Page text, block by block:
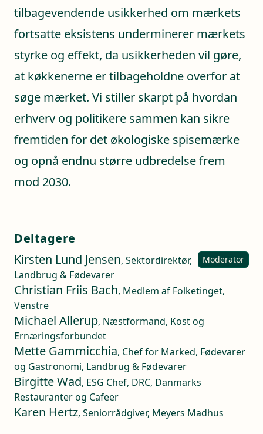
tilbagevendende usikkerhed om mærkets
fortsatte eksistens underminerer mærkets
styrke og effekt, da usikkerheden vil gøre,
at køkkenerne er tilbageholdne overfor at
søge mærket. Vi stiller skarpt på hvordan
erhverv og politikere sammen kan sikre
fremtiden for det økologiske spisemærke
og opnå endnu større udbredelse frem
mod 2030.
Deltagere
Kirsten Lund Jensen, Sektordirektør,
Landbrug & Fødevarer
Moderator
Christian Friis Bach, Medlem af Folketinget,
Venstre
Michael Allerup, Næstformand, Kost og
Ernæringsforbundet
Mette Gammicchia, Chef for Marked, Fødevarer
og Gastronomi, Landbrug & Fødevarer
Birgitte Wad, ESG Chef, DRC, Danmarks
Restauranter og Cafeer
Karen Hertz, Seniorrådgiver, Meyers Madhus